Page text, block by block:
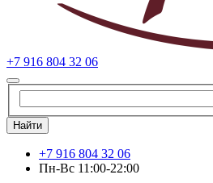
+7 916 804 32 06
Найти
+7 916 804 32 06
Пн-Вс 11:00-22:00